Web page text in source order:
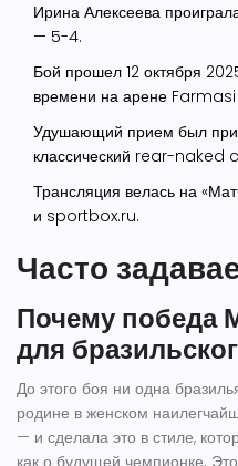
Ирина Алексеева
— 5-4.
Бой прошел 12 октября
времени на арене
Удушающий прием был
классический rear-naked
Трансляция велась на
и sportbox.ru.
Часто
Почему победа
для
До этого боя ни одна
родине в женском
— и сделала это в стиле,